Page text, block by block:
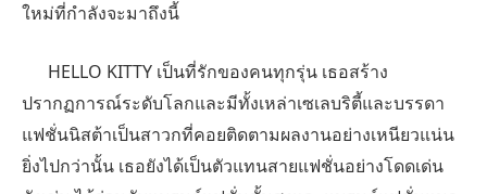
ใหม่ที่กำลังจะมาถึงนี้
HELLO KITTY เป็นที่รักของคนทุกรุ่น เธอสร้าง
ปรากฏการณ์ระดับโลกและมีทั้งเหล่าเซเลบริตี้และบรรดา
แฟชั่นนิสต้าเป็นสาวกที่คอยติดตามผลงานอย่างเหนียวแน่น
ยิ่งไปกว่านั้น เธอยังได้เป็นตัวแทนสายแฟชั่นอย่างโดดเด่น